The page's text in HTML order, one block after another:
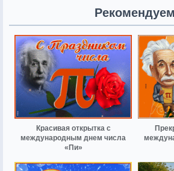
Рекомендуем
Красивая открытка с
международным днем числа
«Пи»